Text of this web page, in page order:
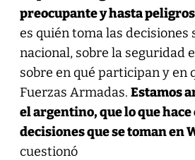
preocupante y hasta
es quién toma las decisiones
nacional, sobre la seguridad
sobre en qué participan y en
Fuerzas Armadas. Estamos
el argentino, que lo que hace
decisiones que se toman en
cuestionó